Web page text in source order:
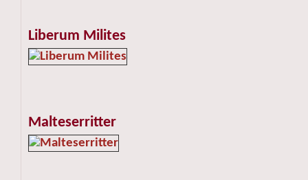
Liberum Milites
Malteserritter